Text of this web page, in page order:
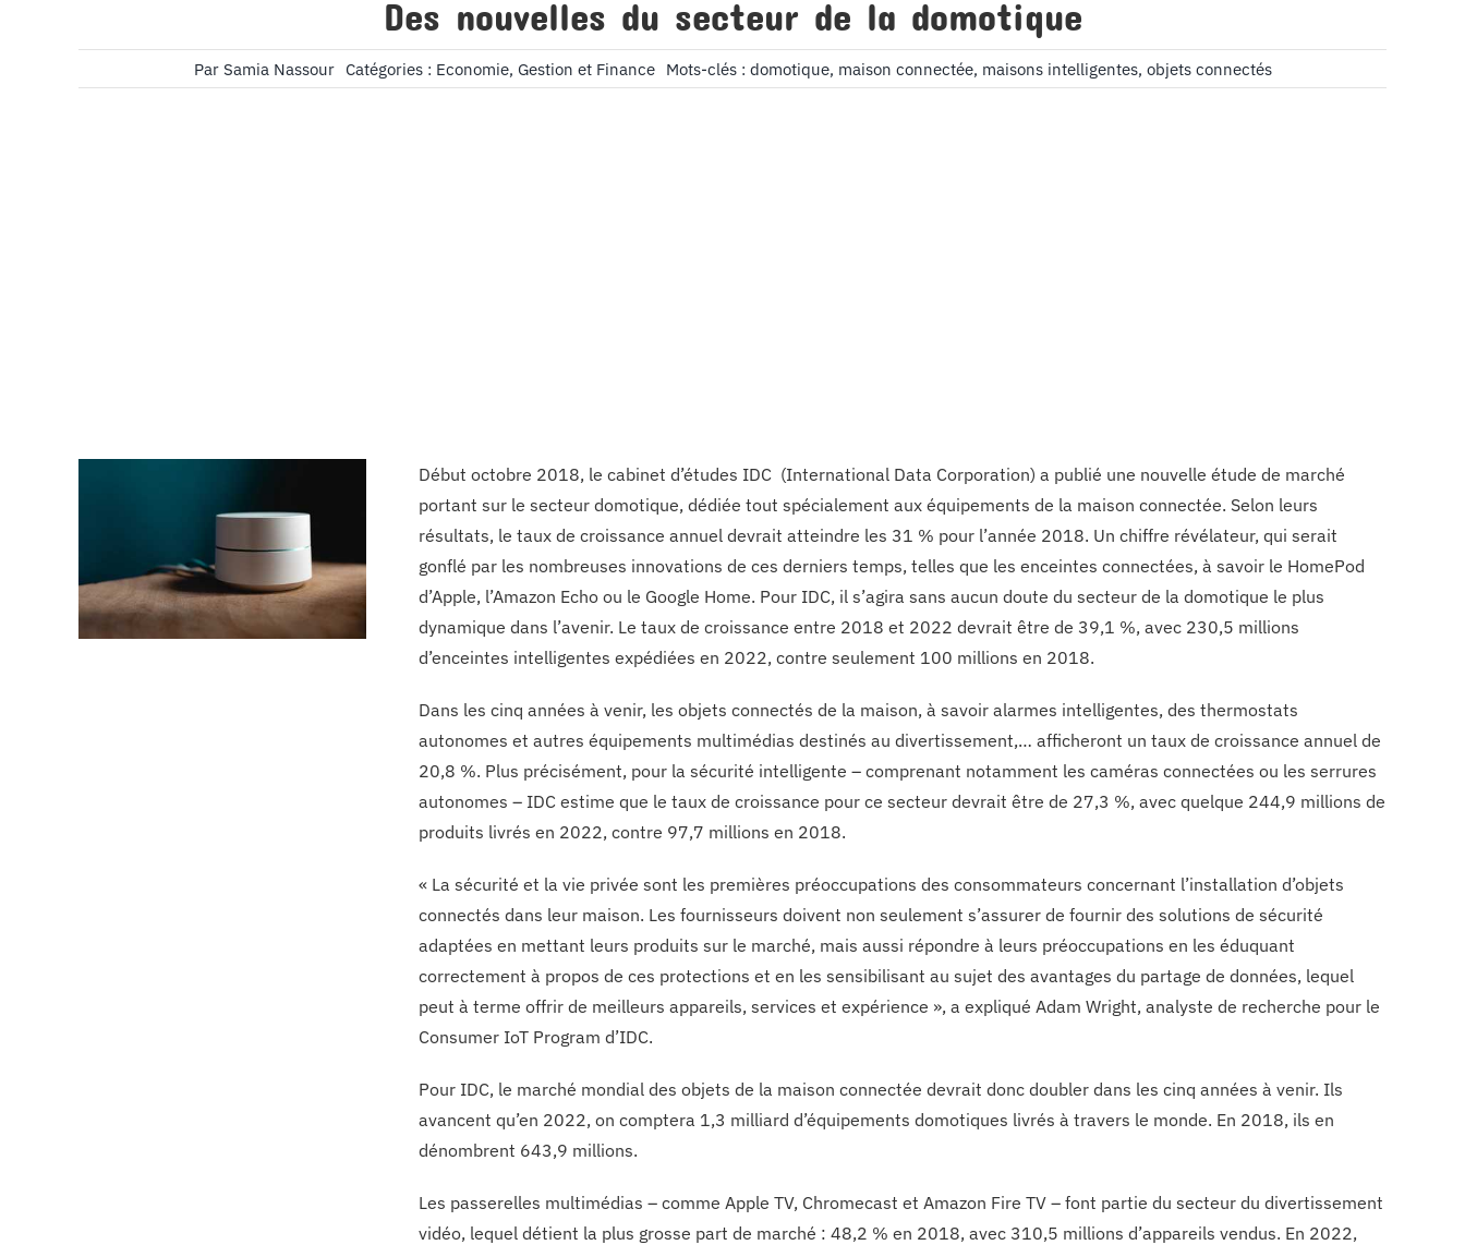
Des nouvelles du secteur de la domotique
Par Samia Nassour Catégories : Economie, Gestion et Finance Mots-clés : domotique, maison connectée, maisons intelligentes, objets connectés
Début octobre 2018, le cabinet d’études IDC (International Data Corporation) a publié une nouvelle étude de marché
portant sur le secteur domotique, dédiée tout spécialement aux équipements de la maison connectée. Selon leurs
résultats, le taux de croissance annuel devrait atteindre les 31 % pour l’année 2018. Un chiffre révélateur, qui serait
gonflé par les nombreuses innovations de ces derniers temps, telles que les enceintes connectées, à savoir le HomePod
d’Apple, l’Amazon Echo ou le Google Home. Pour IDC, il s’agira sans aucun doute du secteur de la domotique le plus
dynamique dans l’avenir. Le taux de croissance entre 2018 et 2022 devrait être de 39,1 %, avec 230,5 millions
d’enceintes intelligentes expédiées en 2022, contre seulement 100 millions en 2018.
Dans les cinq années à venir, les objets connectés de la maison, à savoir alarmes intelligentes, des thermostats
autonomes et autres équipements multimédias destinés au divertissement,… afficheront un taux de croissance annuel de
20,8 %. Plus précisément, pour la sécurité intelligente – comprenant notamment les caméras connectées ou les serrures
autonomes – IDC estime que le taux de croissance pour ce secteur devrait être de 27,3 %, avec quelque 244,9 millions de
produits livrés en 2022, contre 97,7 millions en 2018.
« La sécurité et la vie privée sont les premières préoccupations des consommateurs concernant l’installation d’objets
connectés dans leur maison. Les fournisseurs doivent non seulement s’assurer de fournir des solutions de sécurité
adaptées en mettant leurs produits sur le marché, mais aussi répondre à leurs préoccupations en les éduquant
correctement à propos de ces protections et en les sensibilisant au sujet des avantages du partage de données, lequel
peut à terme offrir de meilleurs appareils, services et expérience », a expliqué Adam Wright, analyste de recherche pour le
Consumer IoT Program d’IDC.
Pour IDC, le marché mondial des objets de la maison connectée devrait donc doubler dans les cinq années à venir. Ils
avancent qu’en 2022, on comptera 1,3 milliard d’équipements domotiques livrés à travers le monde. En 2018, ils en
dénombrent 643,9 millions.
Les passerelles multimédias – comme Apple TV, Chromecast et Amazon Fire TV – font partie du secteur du divertissement
vidéo, lequel détient la plus grosse part de marché : 48,2 % en 2018, avec 310,5 millions d’appareils vendus. En 2022,